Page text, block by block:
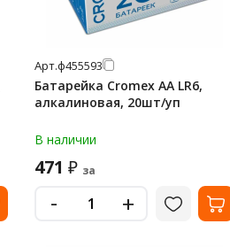
Арт.ф455593
Батарейка Cromex АА LR6,
алкалиновая, 20шт/уп
В наличии
471 ₽ за
- +